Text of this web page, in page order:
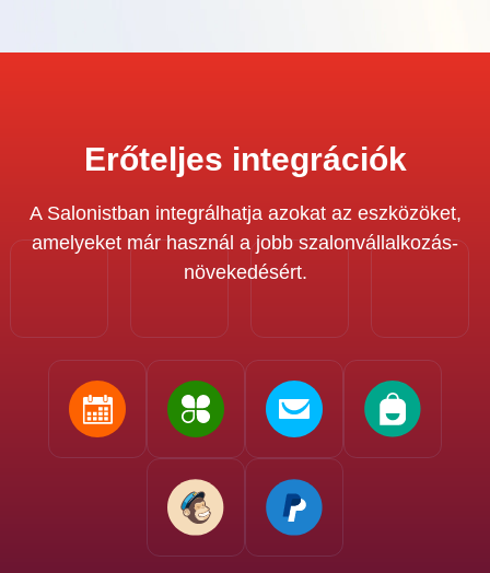
Erőteljes integrációk
A Salonistban integrálhatja azokat az eszközöket,
amelyeket már használ a jobb szalonvállalkozás-
növekedésért.